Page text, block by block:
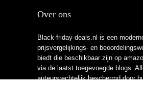
Over ons
Black-friday-deals.nl is een
prijsvergelijkings- en
biedt die beschikbaar zijn op
via de laatst toegevoegde blogs.
auteursrechtelijk beschermd door